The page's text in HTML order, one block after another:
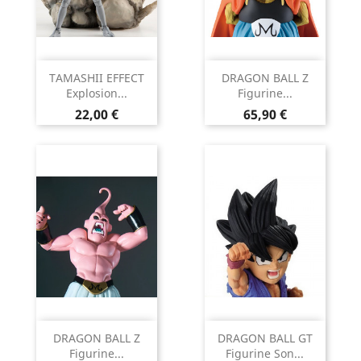
TAMASHII EFFECT
Explosion...
Prix
22,00 €
DRAGON BALL Z
Figurine...
Prix
65,90 €
DRAGON BALL Z
Figurine...
DRAGON BALL GT
Figurine Son...